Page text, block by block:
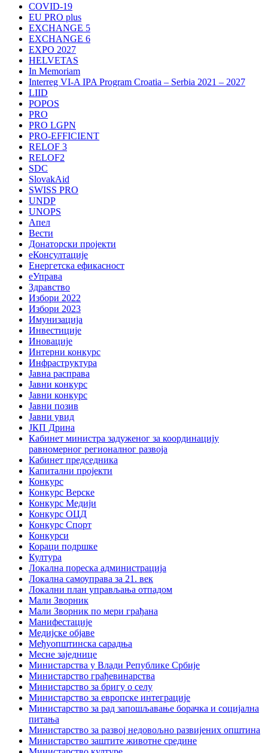
COVID-19
EU PRO plus
EXCHANGE 5
EXCHANGE 6
EXPO 2027
HELVETAS
In Memoriam
Interreg VI-A IPA Program Croatia – Serbia 2021 – 2027
LIID
POPOS
PRO
PRO LGPN
PRO-EFFICIENT
RELOF 3
RELOF2
SDC
SlovakAid
SWISS PRO
UNDP
UNOPS
Апел
Вести
Донаторски пројекти
еКонсултације
Енергетска ефикасност
еУправа
Здравство
Избори 2022
Избори 2023
Имунизација
Инвестиције
Иновације
Интерни конкурс
Инфраструктура
Јавна расправа
Јавни конкурс
Јавни конкурс
Јавни позив
Јавни увид
ЈКП Дрина
Кабинет министра задуженог за координацију
равномерног регионалног развоја
Кабинет председника
Капитални пројекти
Конкурс
Конкурс Верске
Конкурс Медији
Конкурс ОЦД
Конкурс Спорт
Конкурси
Кораци подршке
Култура
Локална пореска администрација
Локална самоуправа за 21. век
Локални план управљања отпадом
Мали Зворник
Мали Зворник по мери грађана
Манифестације
Медијске објаве
Међуопштинска сарадња
Месне заједнице
Министарства у Влади Републике Србије
Министарство грађевинарства
Министарство за бригу о селу
Министарство за европске интеграције
Министарство за рад запошљавање борачка и социјална
питања
Министарство за развој недовољно развијених општина
Министарство заштите животне средине